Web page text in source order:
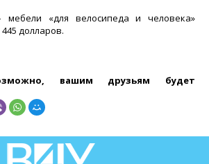
мебели «для велосипеда и человека»
долларов.
вашим друзьям будет